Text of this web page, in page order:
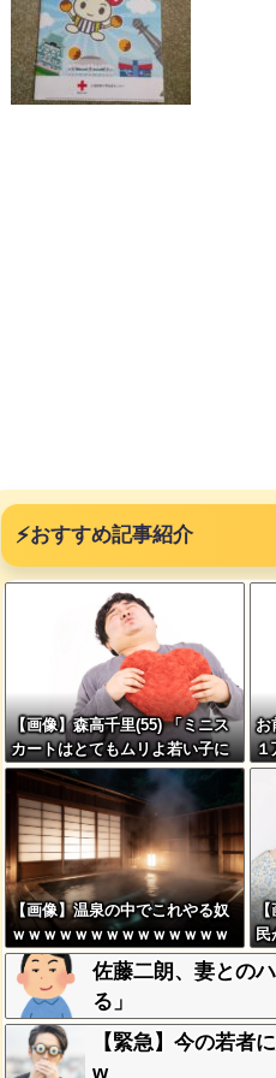
⚡おすすめ記事紹介
【画像】森高千里(55) 「ミニス
カートはとてもムリよ若い子に
は負けるわ」←ワイらにはブッ
刺さりまくってしまうw w w w
w w
お
１
【画像】温泉の中でこれやる奴
ｗｗｗｗｗｗｗｗｗｗｗｗｗｗ
ｗｗ
【
ま
w
佐藤二朗、妻との
る」
【緊急】今の若者
w
れ
ｗ
を
る
ｗ
当の
ｗ
ベ
場
た農
くる
の値
ｗｗ
ｗｗ
ｗｗ